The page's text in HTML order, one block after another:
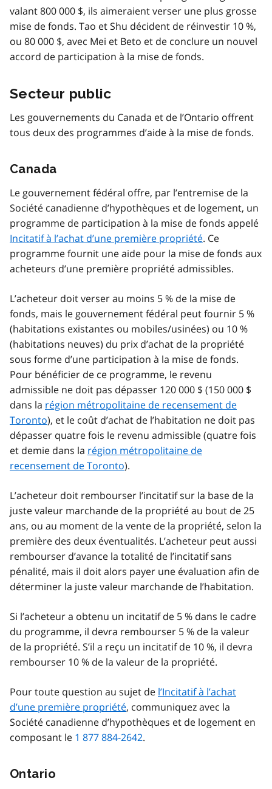
valant 800 000 $, ils aimeraient verser une plus grosse
mise de fonds. Tao et Shu décident de réinvestir 10 %,
ou 80 000 $, avec Mei et Beto et de conclure un nouvel
accord de participation à la mise de fonds.
Secteur public
Les gouvernements du Canada et de l’Ontario offrent
tous deux des programmes d’aide à la mise de fonds.
Canada
Le gouvernement fédéral offre, par l’entremise de la
Société canadienne d’hypothèques et de logement, un
programme de participation à la mise de fonds appelé
Incitatif à l’achat d’une première propriété. Ce
programme fournit une aide pour la mise de fonds aux
acheteurs d’une première propriété admissibles.
L’acheteur doit verser au moins 5 % de la mise de
fonds, mais le gouvernement fédéral peut fournir 5 %
(habitations existantes ou mobiles/usinées) ou 10 %
(habitations neuves) du prix d’achat de la propriété
sous forme d’une participation à la mise de fonds.
Pour bénéficier de ce programme, le revenu
admissible ne doit pas dépasser 120 000 $ (150 000 $
dans la région métropolitaine de recensement de
Toronto), et le coût d’achat de l’habitation ne doit pas
dépasser quatre fois le revenu admissible (quatre fois
et demie dans la région métropolitaine de
recensement de Toronto).
L’acheteur doit rembourser l’incitatif sur la base de la
juste valeur marchande de la propriété au bout de 25
ans, ou au moment de la vente de la propriété, selon la
première des deux éventualités. L’acheteur peut aussi
rembourser d’avance la totalité de l’incitatif sans
pénalité, mais il doit alors payer une évaluation afin de
déterminer la juste valeur marchande de l’habitation.
Si l’acheteur a obtenu un incitatif de 5 % dans le cadre
du programme, il devra rembourser 5 % de la valeur
de la propriété. S’il a reçu un incitatif de 10 %, il devra
rembourser 10 % de la valeur de la propriété.
Pour toute question au sujet de l’Incitatif à l’achat
d’une première propriété, communiquez avec la
Société canadienne d’hypothèques et de logement en
composant le 1 877 884-2642.
Ontario